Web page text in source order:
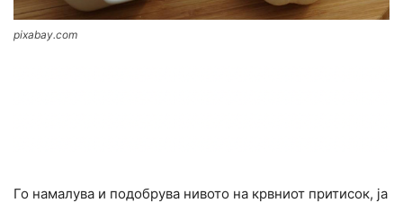
pixabay.com
Го намалува и подобрува нивото на кpвниот притисок, ја